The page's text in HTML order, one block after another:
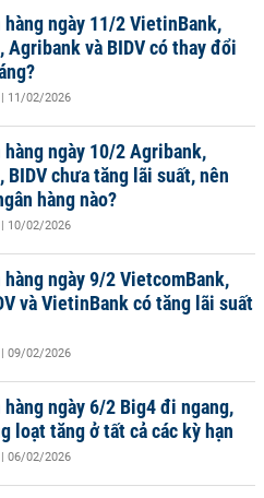
hàng ngày 11/2 VietinBank,
Agribank và BIDV có thay đổi
| 11/02/2026
hàng ngày 10/2 Agribank,
BIDV chưa tăng lãi suất, nên
hàng nào?
| 10/02/2026
hàng ngày 9/2 VietcomBank,
và VietinBank có tăng lãi suất
| 09/02/2026
hàng ngày 6/2 Big4 đi ngang,
loạt tăng ở tất cả các kỳ hạn
| 06/02/2026